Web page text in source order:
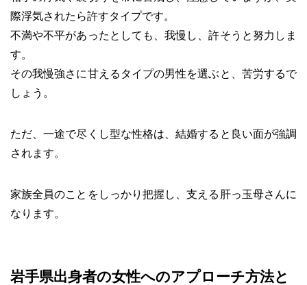
際浮気されたら許すタイプです。
不満や不平があったとしても、我慢し、許そうと努力しま
す。
その我慢強さに甘えるタイプの男性を選ぶと、苦労するで
しょう。
ただ、一途で尽くし型な性格は、結婚すると良い面が強調
されます。
家族全員のことをしっかり把握し、支える肝っ玉母さんに
なります。
岩手県出身者の女性へのアプローチ方法と